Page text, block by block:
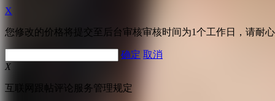
X
您修改的价格将提交至后台审核审核时间为1个工作日，请耐
确定 取消
X
互联网跟帖评论服务管理规定